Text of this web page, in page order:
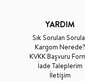
YARDIM
Sık Sorulan
Kargom Nerede?
KVKK Başvuru
İade Taleplerim
İletişim